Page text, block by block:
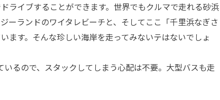
ライブすることができます。世界でもクルマで走れる砂浜
ーランドのワイタレビーチと、そしてここ「千里浜なぎさ
ます。そんな珍しい海岸を走ってみないテはないでしょ
るので、スタックしてしまう心配は不要。大型バスも走